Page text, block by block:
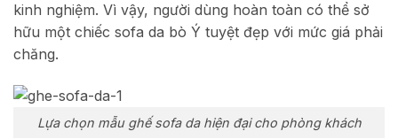
kinh nghiệm. Vì vậy, người dùng hoàn toàn có thể sở
hữu một chiếc sofa da bò Ý tuyệt đẹp với mức giá phải
chăng.
Lựa chọn mẫu ghế sofa da hiện đại cho phòng khách